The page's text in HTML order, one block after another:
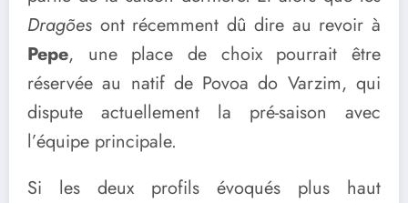
Dragões ont récemment dû dire au revoir à
Pepe, une place de choix pourrait être
réservée au natif de Povoa do Varzim, qui
dispute actuellement la pré-saison avec
l’équipe principale.
Si les deux profils évoqués plus haut